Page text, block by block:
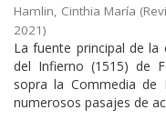
Hamlin, Cinthia María (
2021)
La fuente principal de la
del Infierno (1515) de
sopra la Commedia de
numerosos pasajes de